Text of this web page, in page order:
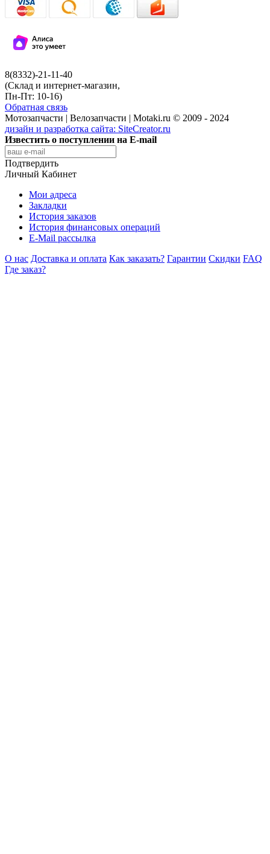
8(8332)-21-11-40
(Склад и интернет-магазин,
Пн-Пт: 10-16)
Обратная связь
Мотозапчасти | Велозапчасти | Motaki.ru © 2009 - 2024
дизайн и разработка сайта: SiteCreator.ru
Известить о поступлении на E-mail
Подтвердить
Личный Кабинет
Мои адреса
Закладки
История заказов
История финансовых операций
E-Mail рассылка
О нас Доставка и оплата Как заказать? Гарантии Скидки FAQ
Где заказ?